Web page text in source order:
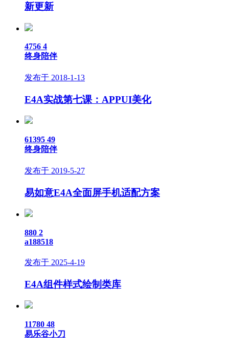
新更新
4756 4
终身陪伴
发布于 2018-1-13
E4A实战第七课：APPUI美化
61395 49
终身陪伴
发布于 2019-5-27
易如意E4A全面屏手机适配方案
880 2
a188518
发布于 2025-4-19
E4A组件样式绘制类库
11780 48
易乐谷小刀